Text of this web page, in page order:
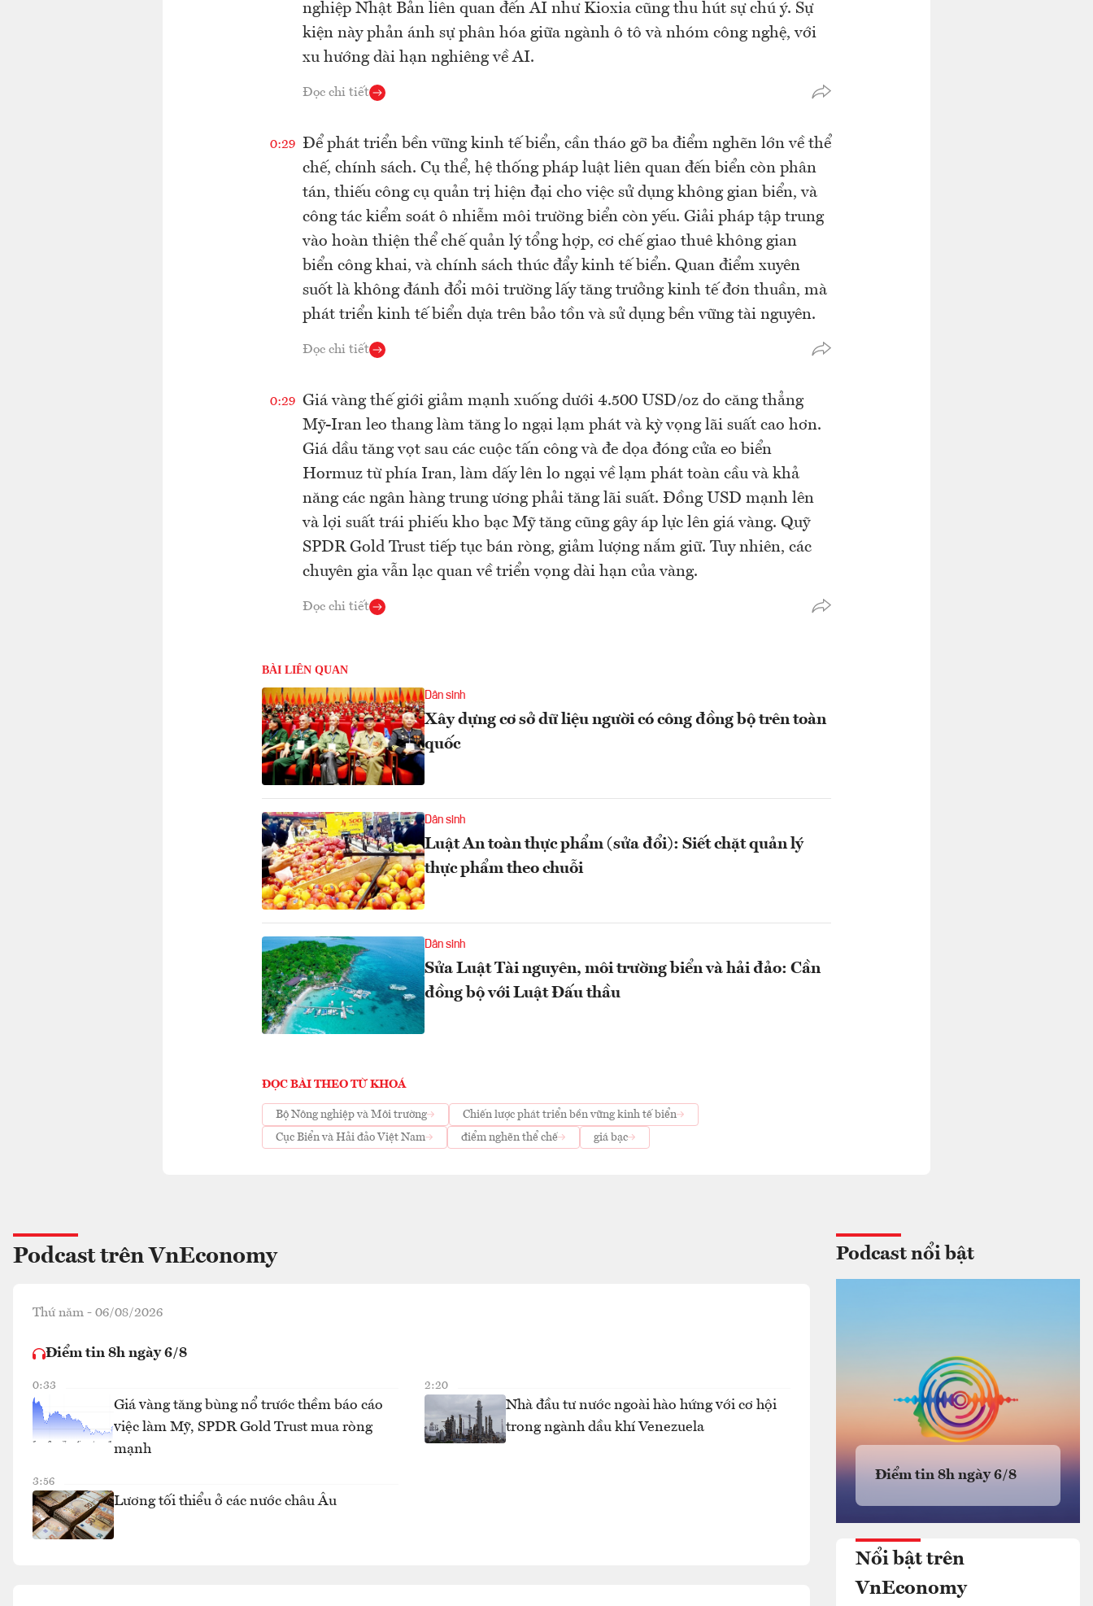
nghiệp Nhật Bản liên quan đến AI như Kioxia cũng thu hút sự chú ý. Sự
kiện này phản ánh sự phân hóa giữa ngành ô tô và nhóm công nghệ, với
xu hướng dài hạn nghiêng về AI.
Đọc chi tiết
0:29 Để phát triển bền vững kinh tế biển, cần tháo gỡ ba điểm nghẽn lớn về thể
chế, chính sách. Cụ thể, hệ thống pháp luật liên quan đến biển còn phân
tán, thiếu công cụ quản trị hiện đại cho việc sử dụng không gian biển, và
công tác kiểm soát ô nhiễm môi trường biển còn yếu. Giải pháp tập trung
vào hoàn thiện thể chế quản lý tổng hợp, cơ chế giao thuê không gian
biển công khai, và chính sách thúc đẩy kinh tế biển. Quan điểm xuyên
suốt là không đánh đổi môi trường lấy tăng trưởng kinh tế đơn thuần, mà
phát triển kinh tế biển dựa trên bảo tồn và sử dụng bền vững tài nguyên.
Đọc chi tiết
0:29 Giá vàng thế giới giảm mạnh xuống dưới 4.500 USD/oz do căng thẳng
Mỹ-Iran leo thang làm tăng lo ngại lạm phát và kỳ vọng lãi suất cao hơn.
Giá dầu tăng vọt sau các cuộc tấn công và đe dọa đóng cửa eo biển
Hormuz từ phía Iran, làm dấy lên lo ngại về lạm phát toàn cầu và khả
năng các ngân hàng trung ương phải tăng lãi suất. Đồng USD mạnh lên
và lợi suất trái phiếu kho bạc Mỹ tăng cũng gây áp lực lên giá vàng. Quỹ
SPDR Gold Trust tiếp tục bán ròng, giảm lượng nắm giữ. Tuy nhiên, các
chuyên gia vẫn lạc quan về triển vọng dài hạn của vàng.
Đọc chi tiết
BÀI LIÊN QUAN
Dân sinh
Xây dựng cơ sở dữ liệu người có công đồng bộ trên toàn
quốc
Dân sinh
Luật An toàn thực phẩm (sửa đổi): Siết chặt quản lý
thực phẩm theo chuỗi
Dân sinh
Sửa Luật Tài nguyên, môi trường biển và hải đảo: Cần
đồng bộ với Luật Đấu thầu
ĐỌC BÀI THEO TỪ KHOÁ
Bộ Nông nghiệp và Môi trường
Chiến lược phát triển bền vững kinh tế biển
Cục Biển và Hải đảo Việt Nam
điểm nghẽn thể chế giá bạc
Podcast trên VnEconomy
Thứ năm - 06/08/2026
Điểm tin 8h ngày 6/8
0:33
Giá vàng tăng bùng nổ trước thềm báo cáo
việc làm Mỹ, SPDR Gold Trust mua ròng
mạnh
2:20
Nhà đầu tư nước ngoài hào hứng với cơ hội
trong ngành dầu khí Venezuela
3:56
Lương tối thiểu ở các nước châu Âu
Podcast nổi bật
Điểm tin 8h ngày 6/8
Nổi bật trên
VnEconomy